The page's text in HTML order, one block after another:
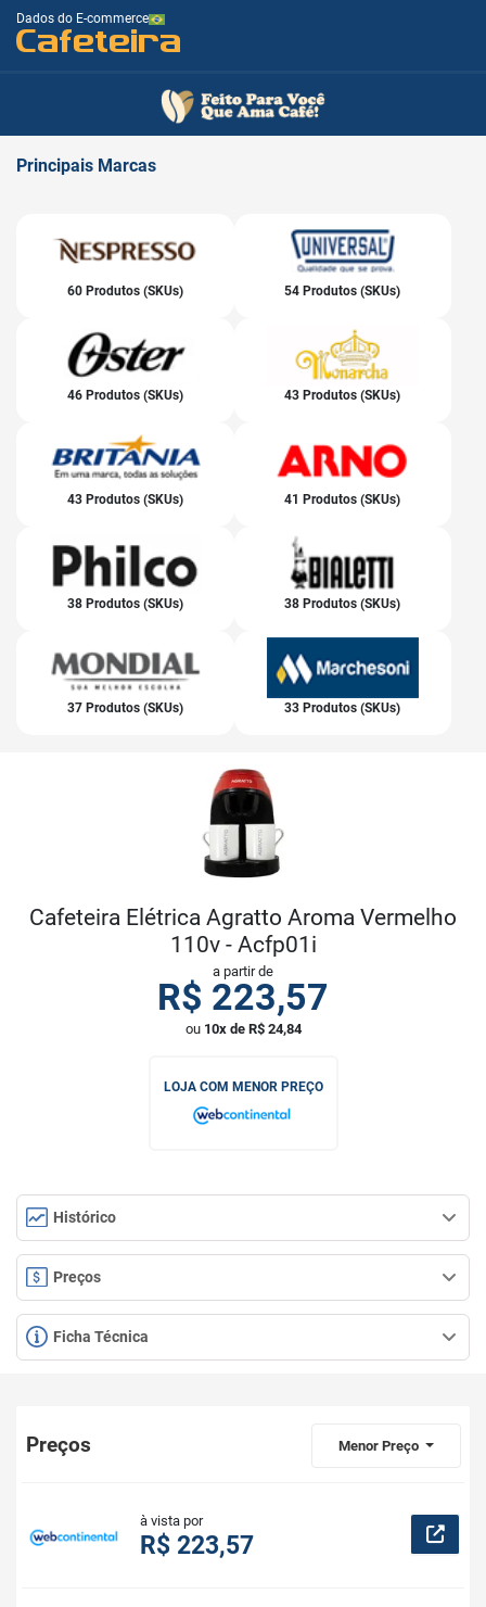
Dados do E-commerce
Cafeteira
Principais Marcas
60 Produtos (SKUs) 54 Produtos (SKUs)
46 Produtos (SKUs) 43 Produtos (SKUs)
43 Produtos (SKUs) 41 Produtos (SKUs)
38 Produtos (SKUs) 38 Produtos (SKUs)
37 Produtos (SKUs) 33 Produtos (SKUs)
Cafeteira Elétrica Agratto Aroma Vermelho
110v - Acfp01i
a partir de
R$ 223,57
ou 10x de R$ 24,84
LOJA COM MENOR PREÇO
Histórico
Preços
Ficha Técnica
Preços Menor Preço
à vista por
R$ 223,57